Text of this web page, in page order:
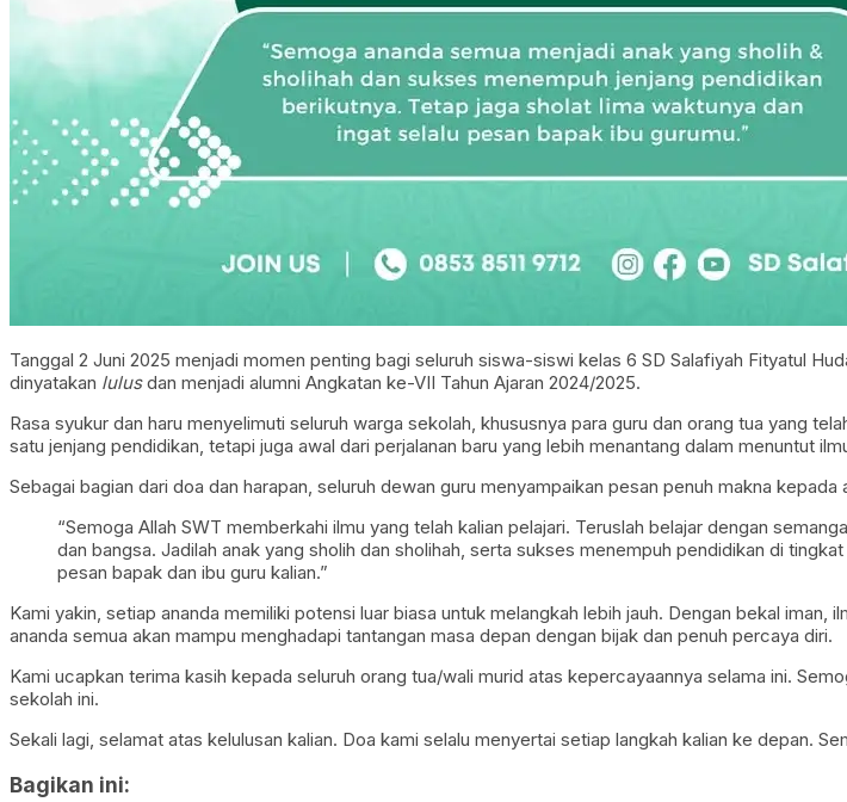
Tanggal 2 Juni 2025 menjadi momen penting bagi seluruh siswa-siswi kelas 6 SD Salafiyah Fityatul
dinyatakan lulusdan menjadi alumni Angkatan ke-VII Tahun Ajaran 2024/2025.
Rasa syukur dan haru menyelimuti seluruh warga sekolah, khususnya para guru dan orang tua yang
satu jenjang pendidikan, tetapi juga awal dari perjalanan baru yang lebih menantang dalam menuntut
Sebagai bagian dari doa dan harapan, seluruh dewan guru menyampaikan pesan penuh makna kepada
“Semoga Allah SWT memberkahi ilmu yang telah kalian pelajari. Teruslah belajar dengan
dan bangsa. Jadilah anak yang sholih dan sholihah, serta sukses menempuh pendidikan di
pesan bapak dan ibu guru kalian.”
Kami yakin, setiap ananda memiliki potensi luar biasa untuk melangkah lebih jauh. Dengan bekal
ananda semua akan mampu menghadapi tantangan masa depan dengan bijak dan penuh percaya diri.
Kami ucapkan terima kasih kepada seluruh orang tua/wali murid atas kepercayaannya selama ini.
sekolah ini.
Sekali lagi, selamat atas kelulusan kalian. Doa kami selalu menyertai setiap langkah kalian ke depan.
Bagikan ini: